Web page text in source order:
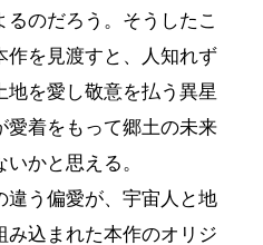
のだろう。そうしたこ
作を見渡すと、人知れず
地を愛し敬意を払う異星
愛着をもって郷土の未来
かと思える。
う偏愛が、宇宙人と地
み込まれた本作のオリジ